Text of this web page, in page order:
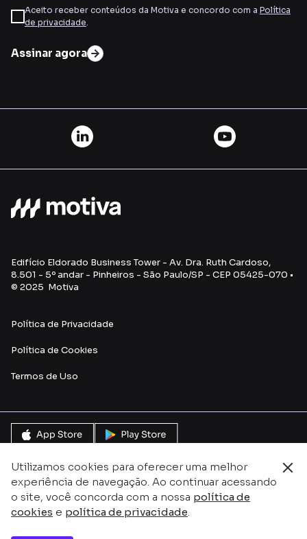
Utilizamos cookies para oferecer uma melhor
experiência de navegação. Ao continuar acessando
o site, você concorda com a nossa política de
cookies e política de privacidade.
Aceito receber conteúdos da Motiva e concordo com a Política
de privacidade.
Assinar agora
Edifício Eldorado Business Tower - Av. Dra. Ruth Cardoso,
8.501 - 5º andar - Pinheiros - São Paulo/SP - CEP 05425-070 •
© 2025 Motiva
Política de Privacidade
Política de Cookies
Termos de Uso